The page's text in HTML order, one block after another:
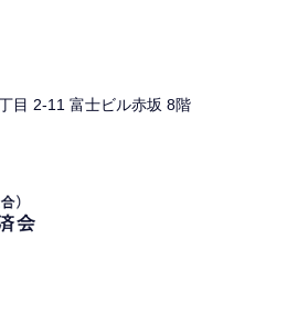
目 2-11 富士ビル赤坂 8階